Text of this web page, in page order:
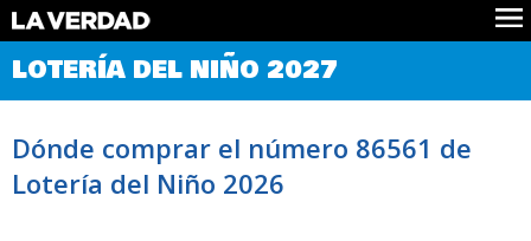
Comprobar Loteria del Niño
Premios
Noticias
Datos
LOTERÍA DEL NIÑO 2027
Dónde comprar el número 86561 de
Lotería del Niño 2026